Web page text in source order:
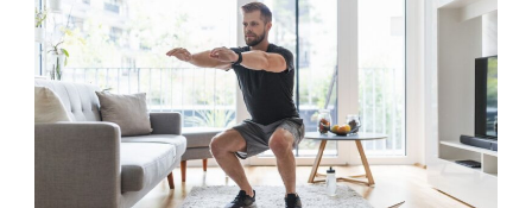
tippek
a
látványos
fejlődéshez